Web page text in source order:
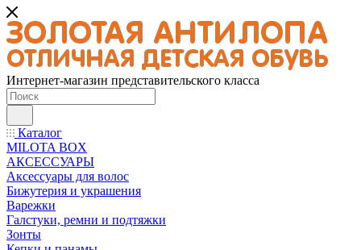
Интернет-магазин представительского класса
Каталог
MILOTA BOX
АКСЕССУАРЫ
Аксессуары для волос
Бижутерия и украшения
Варежки
Галстуки, ремни и подтяжки
Зонты